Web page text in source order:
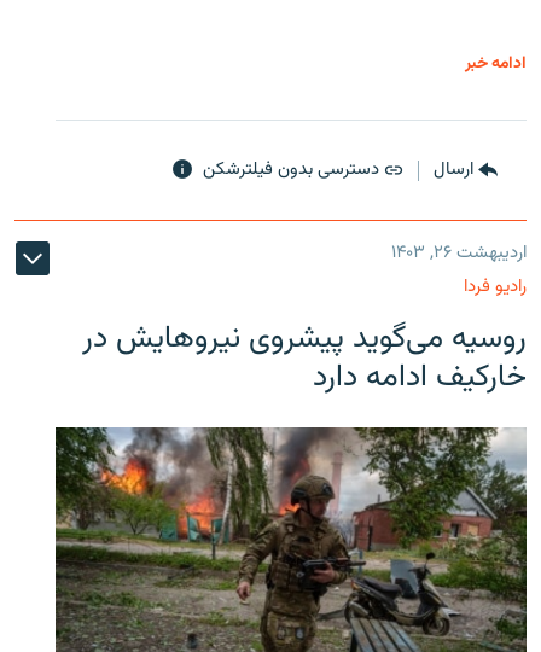
ادامه خبر
ارسال دسترسی بدون فیلترشکن
اردیبهشت ۲۶, ۱۴۰۳
رادیو فردا
روسیه می‌گوید پیشروی نیروهایش در
خارکیف ادامه دارد